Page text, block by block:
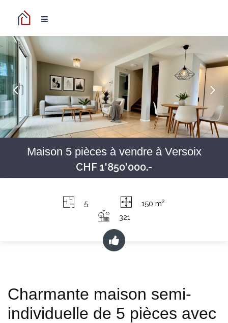
Maison 5 pièces à vendre à Versoix
CHF 1'850'000.-
5 150 m2
321
Charmante maison semi-
individuelle de 5 pièces avec